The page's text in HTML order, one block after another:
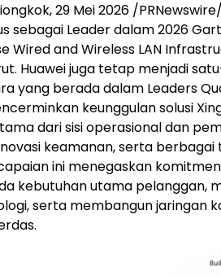
29 Mei 2026 /
sebagai Leader dalam 2026
Wired and Wireless LAN
Huawei juga tetap menjadi
yang berada dalam Leaders
keunggulan solusi
dari sisi operasional dan
keamanan, serta
ini menegaskan
kebutuhan utama pelanggan,
serta membangun jaringan